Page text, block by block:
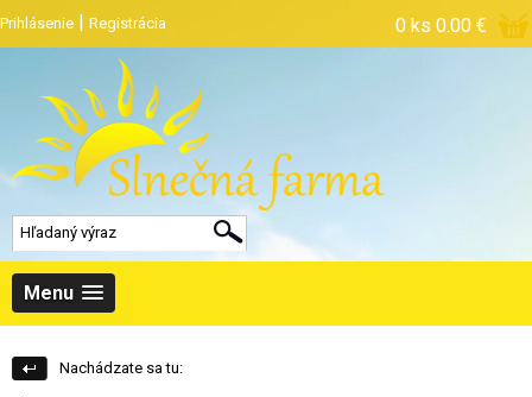
Prihlásenie | Registrácia 0 ks 0.00 €
Menu
Nachádzate sa tu: